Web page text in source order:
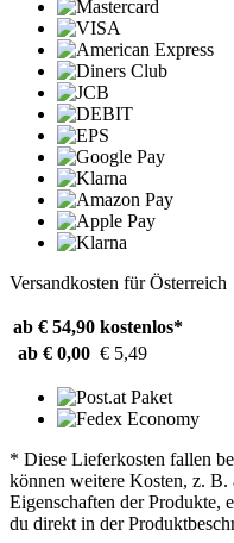
Versandkosten für Österreich
ab € 54,90 kostenlos*
ab € 0,00 € 5,49
* Diese Lieferkosten fallen
können weitere Kosten, z.
Eigenschaften der Produkte,
du direkt in der